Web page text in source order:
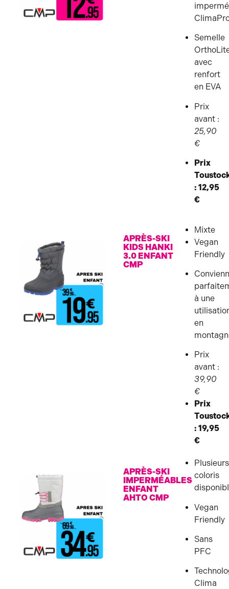
Semelle
avec
renfort
en EVA
Prix
avant :
25,90
€
Prix
: 12,95
€
APRÈS-SKI
KIDS HANKI
3.0 ENFANT
CMP
Mixte
Vegan
Friendly
à une
en
Prix
avant :
39,90
€
Prix
: 19,95
€
APRÈS-SKI
IMPERMÉABLES
ENFANT
AHTO CMP
Plusieurs
coloris
Vegan
Friendly
Sans
PFC
Clima